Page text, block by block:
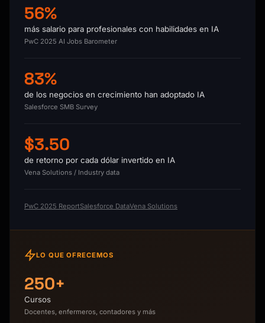
56%
más salario para profesionales con habilidades en IA
PwC 2025 AI Jobs Barometer
83%
de los negocios en crecimiento han adoptado IA
Salesforce SMB Survey
$3.50
de retorno por cada dólar invertido en IA
Vena Solutions / Industry data
PwC 2025 ReportSalesforce DataVena Solutions
LO QUE OFRECEMOS
250+
Cursos
Docentes, enfermeros, contadores y más